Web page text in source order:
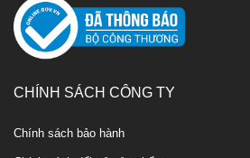
CHÍNH SÁCH CÔNG TY
Chính sách bảo hành